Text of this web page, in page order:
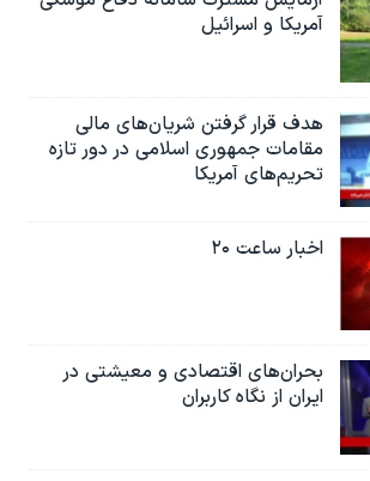
آمریکا و اسرائیل
هدف قرار گرفتن شریان‌های مالی
مقامات جمهوری اسلامی در دور تازه
تحریم‌های آمریکا
اخبار ساعت ۲۰
بحران‌های اقتصادی و معیشتی در
ایران از نگاه کاربران